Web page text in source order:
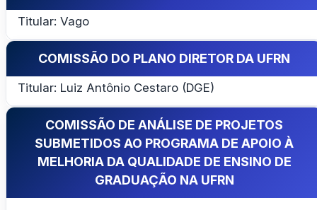
Titular: Vago
COMISSÃO DO PLANO DIRETOR DA UFRN
Titular: Luiz Antônio Cestaro (DGE)
COMISSÃO DE ANÁLISE DE PROJETOS
SUBMETIDOS AO PROGRAMA DE APOIO À
MELHORIA DA QUALIDADE DE ENSINO DE
GRADUAÇÃO NA UFRN